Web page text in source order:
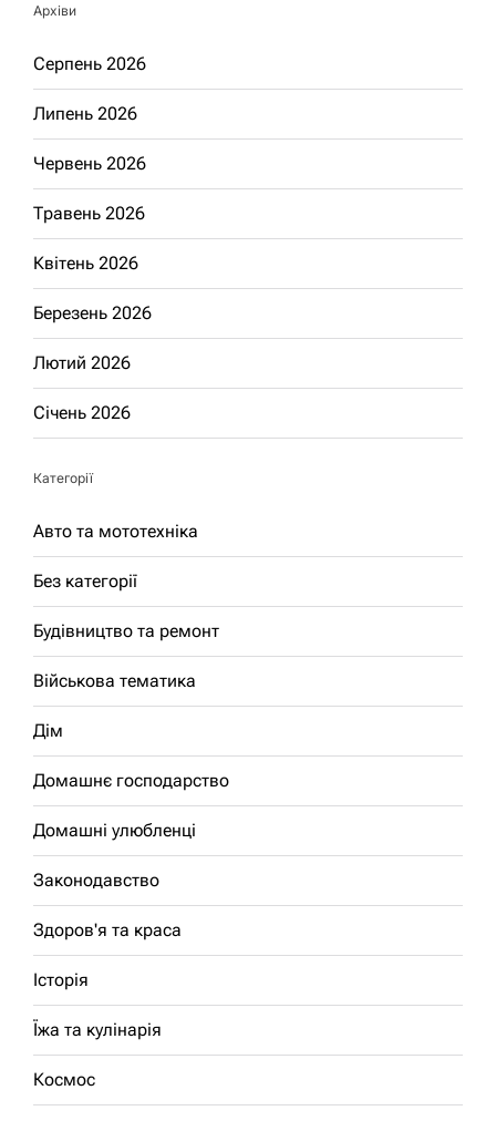
Архіви
Серпень 2026
Липень 2026
Червень 2026
Травень 2026
Квітень 2026
Березень 2026
Лютий 2026
Січень 2026
Категорії
Авто та мототехніка
Без категорії
Будівництво та ремонт
Військова тематика
Дім
Домашнє господарство
Домашні улюбленці
Законодавство
Здоров'я та краса
Історія
Їжа та кулінарія
Космос